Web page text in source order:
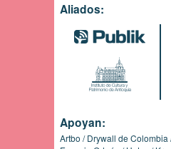
Aliados:
Apoyan:
Artbo
Drywall de Colombia